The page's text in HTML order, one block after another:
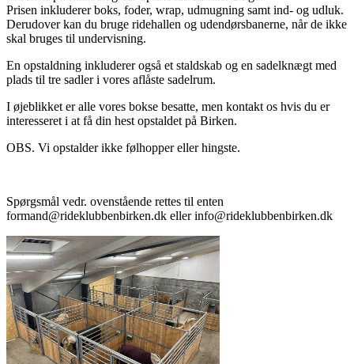
Prisen inkluderer boks, foder, wrap, udmugning samt ind- og udluk.
Derudover kan du bruge ridehallen og udendørsbanerne, når de ikke
skal bruges til undervisning.
En opstaldning inkluderer også et staldskab og en sadelknægt med
plads til tre sadler i vores aflåste sadelrum.
I øjeblikket er alle vores bokse besatte, men kontakt os hvis du er
interesseret i at få din hest opstaldet på Birken.
OBS. Vi opstalder ikke følhopper eller hingste.
Spørgsmål vedr. ovenstående rettes til enten
formand@rideklubbenbirken.dk eller info@rideklubbenbirken.dk